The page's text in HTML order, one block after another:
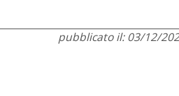
pubblicato il: 03/12/